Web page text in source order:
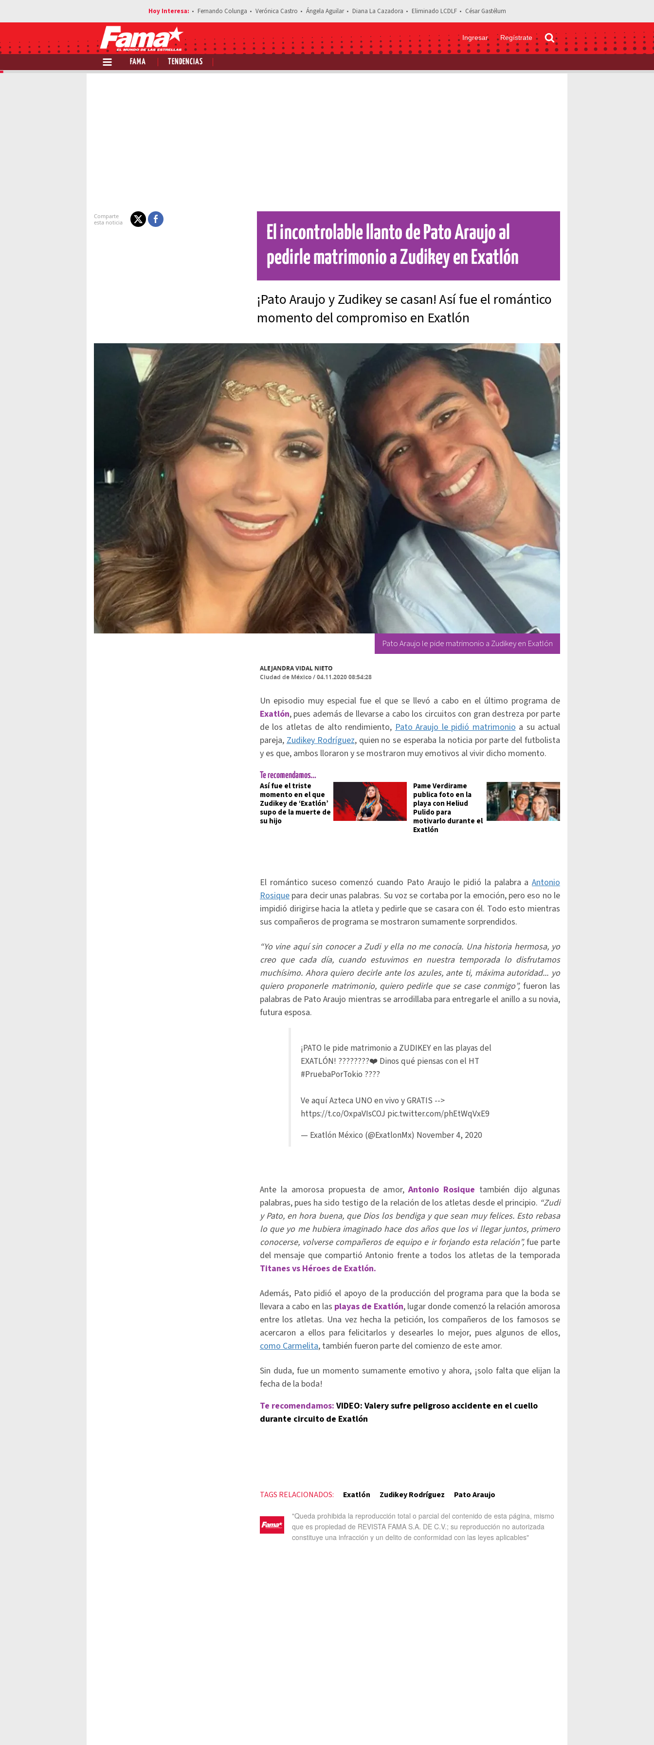
Fernando Colunga Verónica Castro Ángela Aguilar Diana La Cazadora Eliminado LCDLF César Gastélum
Ingresar Regístrate
FAMA TENDENCIAS
Estás leyendo: El incontrolable llanto de Pato Araujo al pedirle matrimonio a Zudikey en Exatlón
El incontrolable llanto de Pato Araujo al
pedirle matrimonio a Zudikey en Exatlón
¡Pato Araujo y Zudikey se casan! Así fue el romántico
momento del compromiso en Exatlón
Pato Araujo le pide matrimonio a Zudikey en Exatlón
ALEJANDRA VIDAL NIETO
Ciudad de México/04.11.2020 08:54:28
Un episodio muy especial fue el que se llevó a cabo en el último programa de
Exatlón, pues además de llevarse a cabo los circuitos con gran destreza por parte
de los atletas de alto rendimiento,Pato Araujo le pidió matrimonioa su actual
pareja,Zudikey Rodríguez, quien no se esperaba la noticia por parte del futbolista
y es que, ambos lloraron y se mostraron muy emotivos al vivir dicho momento.
Te recomendamos...
Así fue el triste
momento en el que
Zudikey de ‘Exatlón’
supo de la muerte de
su hijo
Pame Verdirame
publica foto en la
playa con Heliud
Pulido para
motivarlo durante el
Exatlón
El romántico suceso comenzó cuando Pato Araujo le pidió la palabra a Antonio
Rosique para decir unas palabras. Su voz se cortaba por la emoción, pero eso no le
impidió dirigirse hacia la atleta y pedirle que se casara con él. Todo esto mientras
sus compañeros de programa se mostraron sumamente sorprendidos.
“Yo vine aquí sin conocer a Zudi y ella no me conocía. Una historia hermosa, yo
creo que cada día, cuando estuvimos en nuestra temporada lo disfrutamos
muchísimo. Ahora quiero decirle ante los azules, ante ti, máxima autoridad... yo
quiero proponerle matrimonio, quiero pedirle que se case conmigo”,fueron las
palabras de Pato Araujo mientras se arrodillaba para entregarle el anillo a su novia,
futura esposa.
¡PATO le pide matrimonio a ZUDIKEY en las playas del
EXATLÓN! ????????❤️ Dinos qué piensas con el HT
#PruebaPorTokio ????
Ve aquí Azteca UNO en vivo y GRATIS -->
https://t.co/OxpaVIsCOJ pic.twitter.com/phEtWqVxE9
— Exatlón México (@ExatlonMx) November 4, 2020
Ante la amorosa propuesta de amor,Antonio Rosique también dijo algunas
palabras, pues ha sido testigo de la relación de los atletas desde el principio. “Zudi
y Pato, en hora buena, que Dios los bendiga y que sean muy felices. Esto rebasa
lo que yo me hubiera imaginado hace dos años que los vi llegar juntos, primero
conocerse, volverse compañeros de equipo e ir forjando esta relación”,fue parte
del mensaje que compartió Antonio frente a todos los atletas de la temporada
Titanes vs Héroes de Exatlón.
Además, Pato pidió el apoyo de la producción del programa para que la boda se
llevara a cabo en las playas de Exatlón, lugar donde comenzó la relación amorosa
entre los atletas. Una vez hecha la petición, los compañeros de los famosos se
acercaron a ellos para felicitarlos y desearles lo mejor, pues algunos de ellos,
como Carmelita, también fueron parte del comienzo de este amor.
Sin duda, fue un momento sumamente emotivo y ahora, ¡solo falta que elijan la
fecha de la boda!
Te recomendamos: VIDEO: Valery sufre peligroso accidente en el cuello
durante circuito de Exatlón
TAGS RELACIONADOS: Exatlón Zudikey Rodríguez Pato Araujo
"Queda prohibida la reproducción total o parcial del contenido de esta página, mismo
que es propiedad de REVISTA FAMA S.A. DE C.V.; su reproducción no autorizada
constituye una infracción y un delito de conformidad con las leyes aplicables"